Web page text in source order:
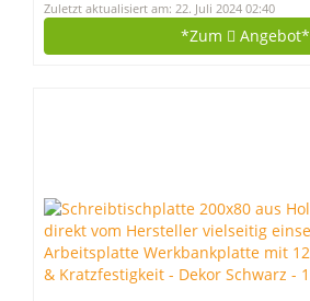
Zuletzt aktualisiert am: 22. Juli 2024 02:40
*Zum Angebot*